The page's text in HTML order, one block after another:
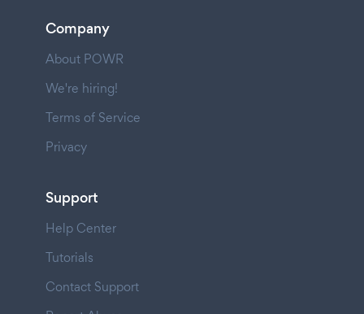
Company
About POWR
We're hiring!
Terms of Service
Privacy
Support
Help Center
Tutorials
Contact Support